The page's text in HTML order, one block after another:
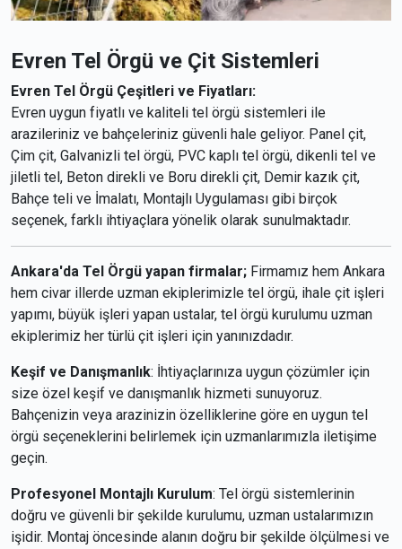
Evren Tel Örgü ve Çit Sistemleri
Evren Tel Örgü Çeşitleri ve Fiyatları:
Evren uygun fiyatlı ve kaliteli tel örgü sistemleri ile
arazileriniz ve bahçeleriniz güvenli hale geliyor. Panel çit,
Çim çit, Galvanizli tel örgü, PVC kaplı tel örgü, dikenli tel ve
jiletli tel, Beton direkli ve Boru direkli çit, Demir kazık çit,
Bahçe teli ve İmalatı, Montajlı Uygulaması gibi birçok
seçenek, farklı ihtiyaçlara yönelik olarak sunulmaktadır.
Ankara'da Tel Örgü yapan firmalar; Firmamız hem Ankara
hem civar illerde uzman ekiplerimizle tel örgü, ihale çit işleri
yapımı, büyük işleri yapan ustalar, tel örgü kurulumu uzman
ekiplerimiz her türlü çit işleri için yanınızdadır.
Keşif ve Danışmanlık: İhtiyaçlarınıza uygun çözümler için
size özel keşif ve danışmanlık hizmeti sunuyoruz.
Bahçenizin veya arazinizin özelliklerine göre en uygun tel
örgü seçeneklerini belirlemek için uzmanlarımızla iletişime
geçin.
Profesyonel Montajlı Kurulum: Tel örgü sistemlerinin
doğru ve güvenli bir şekilde kurulumu, uzman ustalarımızın
işidir. Montaj öncesinde alanın doğru bir şekilde ölçülmesi ve